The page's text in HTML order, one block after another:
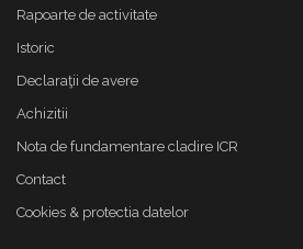
Rapoarte de activitate
Istoric
Declaraţii de avere
Achizitii
Nota de fundamentare cladire ICR
Contact
Cookies & protectia datelor